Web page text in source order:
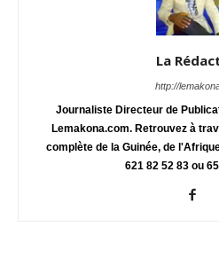
La
http://
Journaliste Directeur de
Lemakona.com. Retrouvez à
complète de la Guinée, de
621 82 52 83 ou